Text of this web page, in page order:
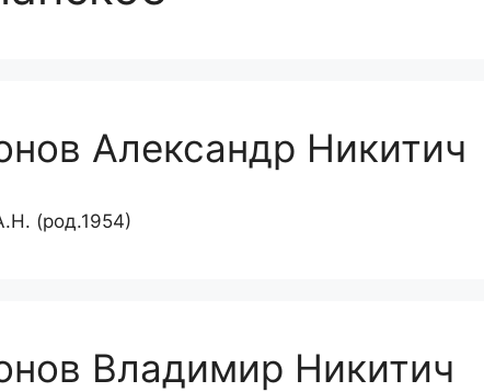
Александр Никитич
(род.1954)
Владимир Никитич